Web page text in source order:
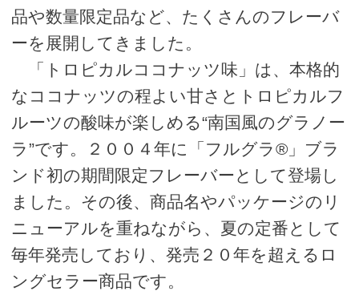
品や数量限定品など、たくさんのフレーバ
ーを展開してきました。
「トロピカルココナッツ味」は、本格的
なココナッツの程よい甘さとトロピカルフ
ルーツの酸味が楽しめる“南国風のグラノー
ラ”です。２００４年に「フルグラ®」ブラ
ンド初の期間限定フレーバーとして登場し
ました。その後、商品名やパッケージのリ
ニューアルを重ねながら、夏の定番として
毎年発売しており、発売２０年を超えるロ
ングセラー商品です。